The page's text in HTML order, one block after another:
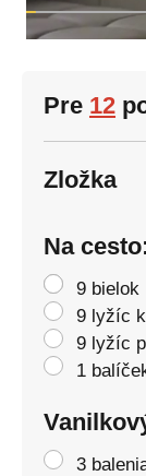
Pre 12
Zložka
Na
9 bielok
9 lyžíc
9 lyžíc
1
3